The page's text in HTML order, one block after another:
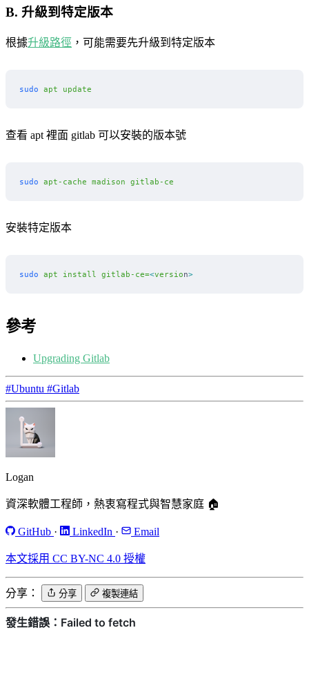
B. 升級到特定版本
根據升級路徑 ，可能需要先升級到特定版本
sudo apt update
查看 apt 裡面 gitlab 可以安裝的版本號
sudo apt-cache madison gitlab-ce
安裝特定版本
sudo apt install gitlab-ce=<version>
參考
Upgrading Gitlab
#Ubuntu #Gitlab
Logan
資深軟體工程師，熱衷寫程式與智慧家庭 🏠
GitHub · LinkedIn · Email
本文採用 CC BY-NC 4.0 授權
分享： 分享 複製連結